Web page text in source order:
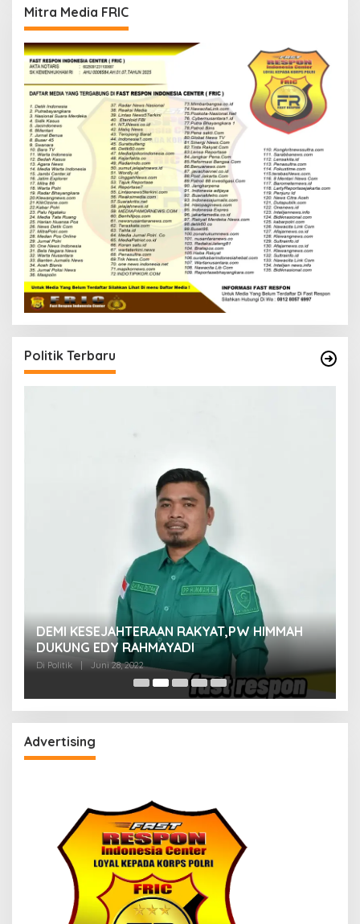
Mitra Media FRIC
Politik Terbaru
DEMI KESEJAHTERAAN RAKYAT,PW HIMMAH
DUKUNG EDY RAHMAYADI
Di Politik | Juni 28, 2022
Advertising